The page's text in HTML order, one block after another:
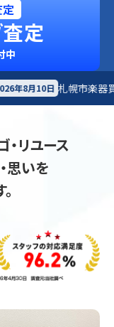
定
中
買取査定依頼がありました
リユース
思いを